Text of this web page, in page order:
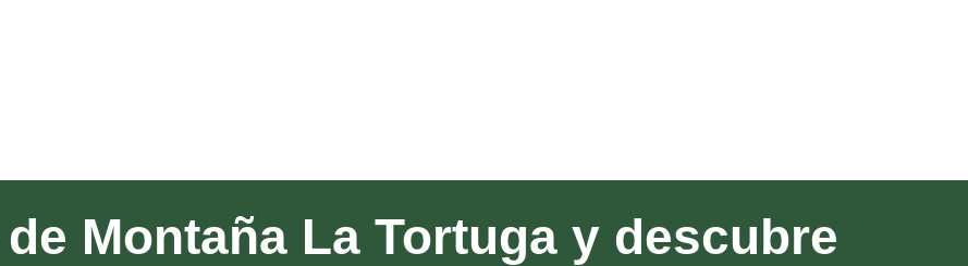
Montaña La Tortuga y descubre